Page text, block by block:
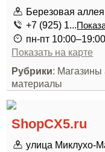
Березовая
+7 (925) 1...
пн-пт 10:00–19:00
Показать на карте
Рубрики: Магазины
материалы
ShopCX5.ru
улица Миклухо-